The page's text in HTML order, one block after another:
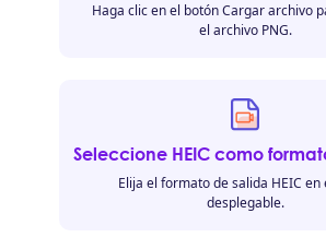
Haga clic en el botón Cargar archivo
el archivo PNG.
Seleccione HEIC como
Elija el formato de salida HEIC en
desplegable.